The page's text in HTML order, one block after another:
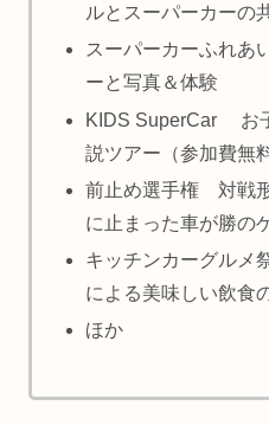
ルとスーパーカーの
スーパーカーふれ
ーと写真＆体験
KIDS SuperCar お
説ツアー（参加費無
前止め選手権 対戦
に止まった車が勝の
キッチンカーグル
による美味しい飲食
ほか